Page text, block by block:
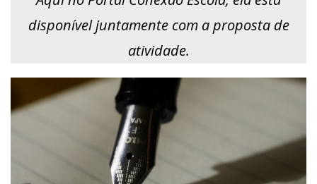
disponível juntamente com a proposta de
atividade.